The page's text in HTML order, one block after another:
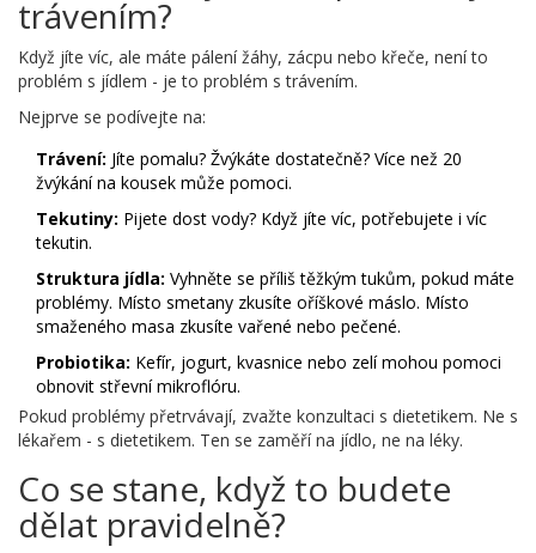
trávením?
Když jíte víc, ale máte pálení žáhy, zácpu nebo křeče, není to
problém s jídlem - je to problém s trávením.
Nejprve se podívejte na:
Trávení: Jíte pomalu? Žvýkáte dostatečně? Více než 20
žvýkání na kousek může pomoci.
Tekutiny: Pijete dost vody? Když jíte víc, potřebujete i víc
tekutin.
Struktura jídla: Vyhněte se příliš těžkým tukům, pokud máte
problémy. Místo smetany zkusíte oříškové máslo. Místo
smaženého masa zkusíte vařené nebo pečené.
Probiotika: Kefír, jogurt, kvasnice nebo zelí mohou pomoci
obnovit střevní mikroflóru.
Pokud problémy přetrvávají, zvažte konzultaci s dietetikem. Ne s
lékařem - s dietetikem. Ten se zaměří na jídlo, ne na léky.
Co se stane, když to budete
dělat pravidelně?